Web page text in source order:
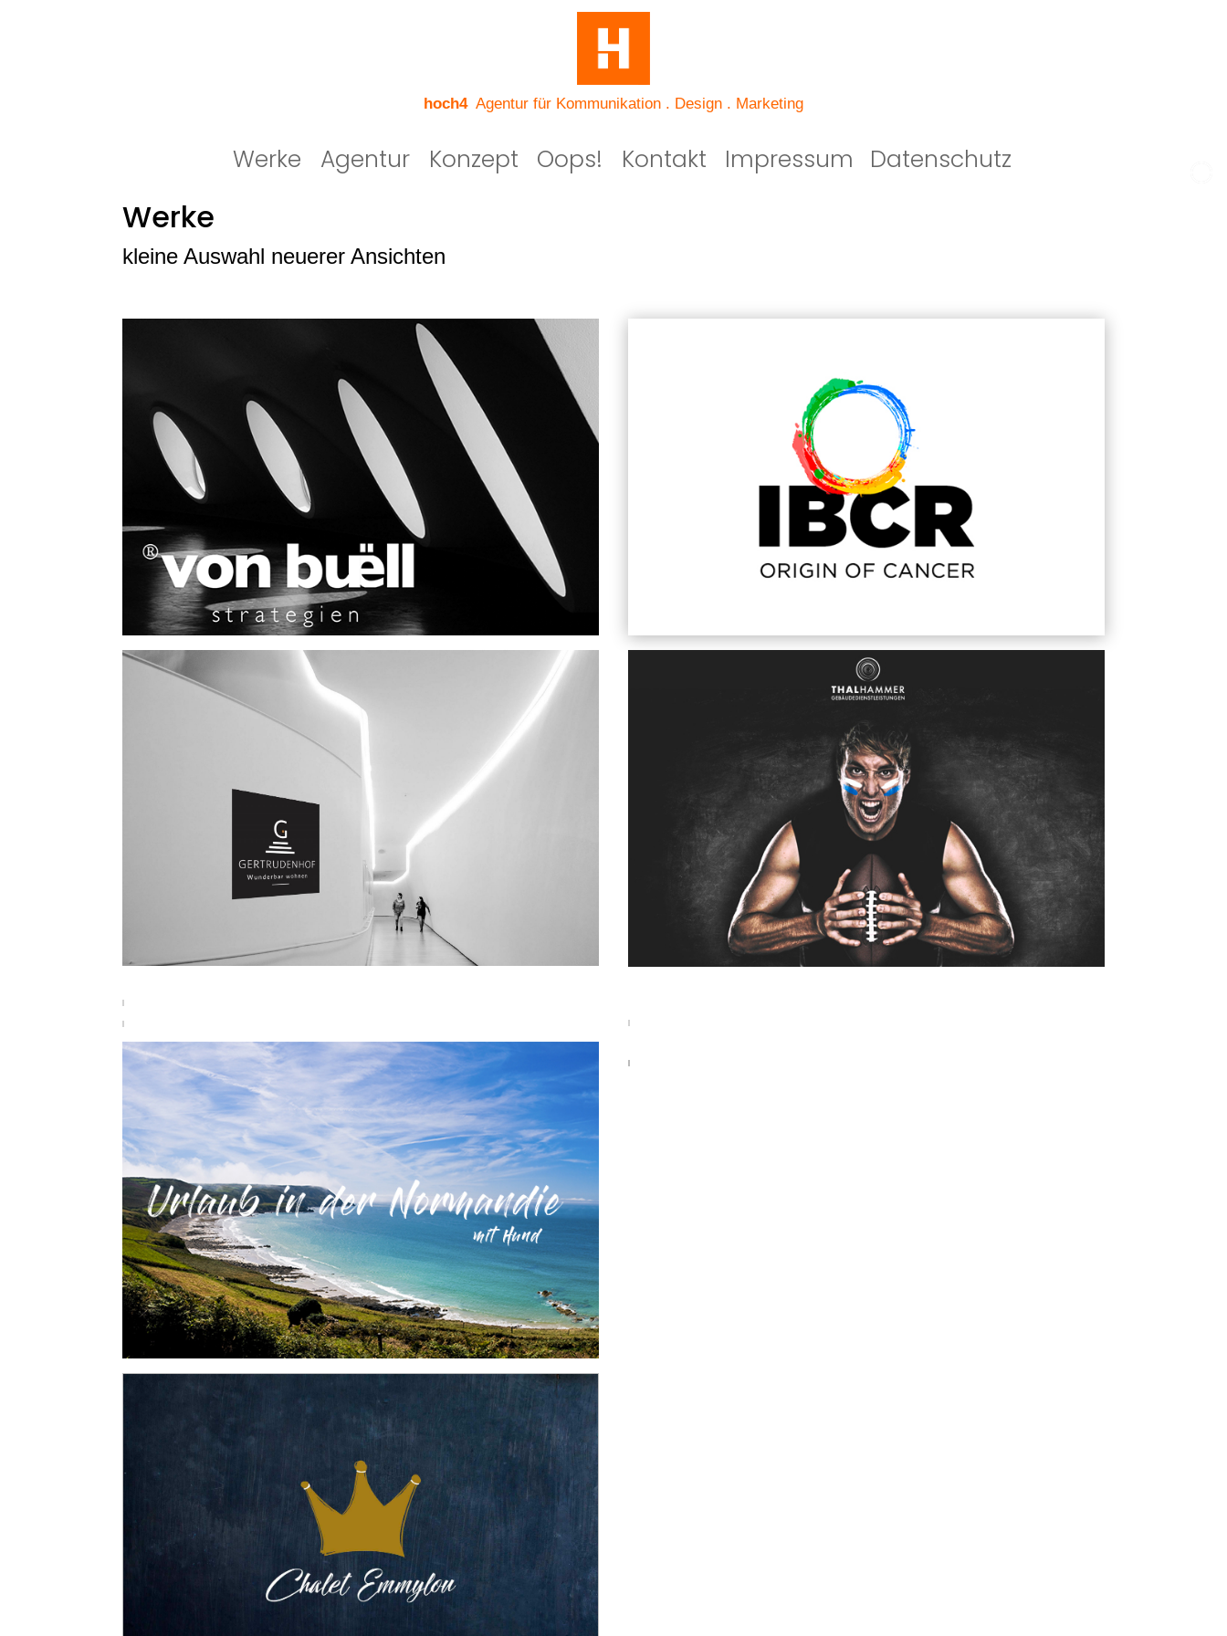
hoch4 Agentur für Kommunikation . Design . Marketing
Kontakt Impressum Datenschutz
Werke Agentur Konzept Oops!
Werke
kleine Auswahl neuerer Ansichten